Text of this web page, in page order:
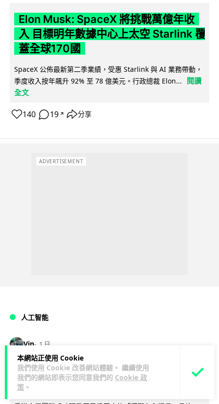
本網站正使用 Cookie
我們使用 Cookie 改善網站體驗。 繼續使用
我們的網站即表示您同意我們的 Cookie 政
策 。
Elon Musk: SpaceX 將挑戰萬億年收
入 目標明年數據中心上太空 Starlink 覆
蓋全球170國
SpaceX 公佈最新第二季業績，受惠 Starlink 與 AI 業務帶動，
季度收入按年飆升 92% 至 78 億美元。行政總裁 Elon...
閱讀
全文
140 19 ↗ 分享
ADVERTISEMENT
人工智能
Vin 1 日
港大研原子級新晶片 AI 搜尋速度提升
一億倍 手機人臉識別免上雲端